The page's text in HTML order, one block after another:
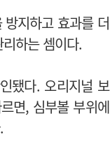
지하고 효과를 더
하는 셈이다.
됐다. 오리지널 보
면, 심부볼 부위에